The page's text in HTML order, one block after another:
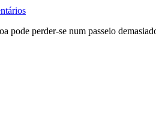
pode perder-se num passeio